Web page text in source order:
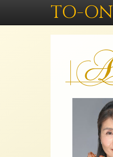
TO-ON